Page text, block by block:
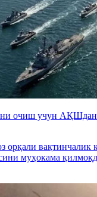
очиш учун АҚШдан
орқали вақтинчалик
муҳокама